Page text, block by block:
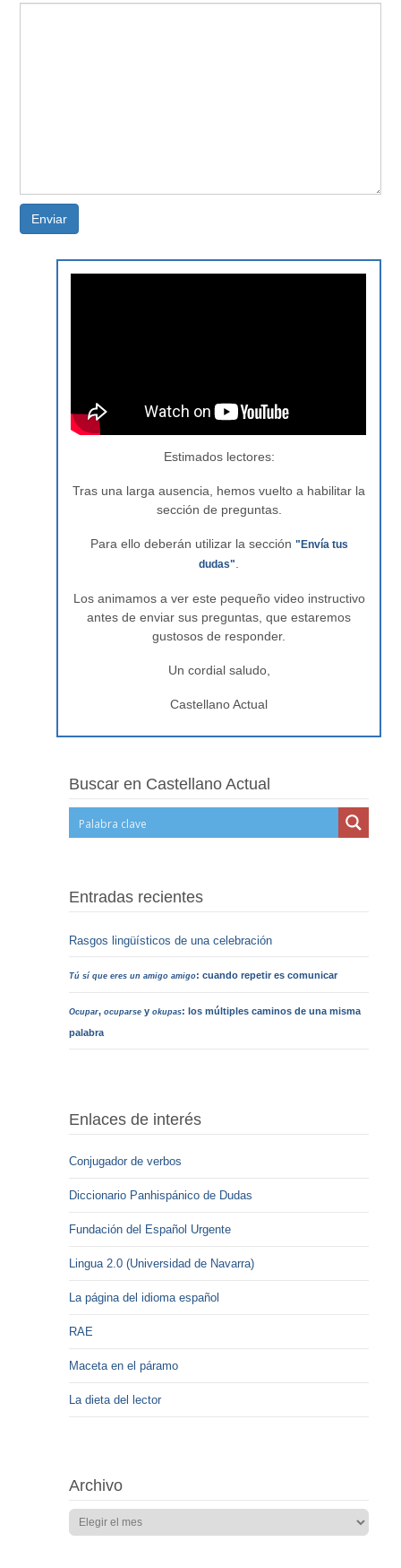
Enviar
Estimados lectores:
Tras una larga ausencia, hemos vuelto a habilitar la
sección de preguntas.
Para ello deberán utilizar la sección "Envía tus
dudas"
Los animamos a ver este pequeño video instructivo
antes de enviar sus preguntas, que estaremos
gustosos de responder.
Un cordial saludo,
Castellano Actual
Buscar en Castellano Actual
Entradas recientes
Rasgos lingüísticos de una celebración
Tú sí que eres un amigo amigo: cuando repetir es comunicar
Ocupar,ocuparse yokupas: los múltiples caminos de una misma
palabra
Enlaces de interés
Conjugador de verbos
Diccionario Panhispánico de Dudas
Fundación del Español Urgente
Lingua 2.0 (Universidad de Navarra)
La página del idioma español
RAE
Maceta en el páramo
La dieta del lector
Archivo